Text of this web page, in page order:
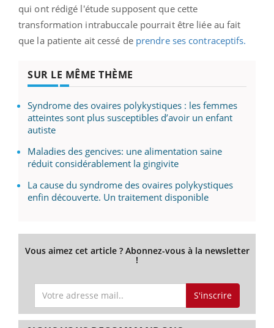
qui ont rédigé l'étude supposent que cette
transformation intrabuccale pourrait être liée au fait
que la patiente ait cessé de prendre ses contraceptifs.
SUR LE MÊME THÈME
Syndrome des ovaires polykystiques : les femmes
atteintes sont plus susceptibles d’avoir un enfant
autiste
Maladies des gencives: une alimentation saine
réduit considérablement la gingivite
La cause du syndrome des ovaires polykystiques
enfin découverte. Un traitement disponible
Vous aimez cet article ? Abonnez-vous à la newsletter
!
S'inscrire